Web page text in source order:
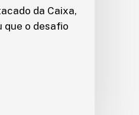
da Caixa,
que o desafio